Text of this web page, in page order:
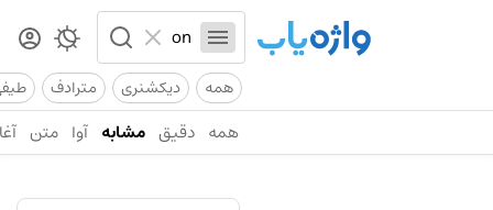
همه دیکشنری مترادف
همه دقیق مشابه آوا متن